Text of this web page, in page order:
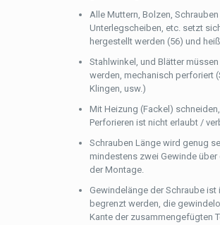
Alle Muttern, Bolzen, Schrauben
Unterlegscheiben, etc. setzt
hergestellt werden (56) und
Stahlwinkel, und Blätter
werden, mechanisch perforiert
Klingen, usw.)
Mit Heizung (Fackel) schneiden,
Perforieren ist nicht erlaubt /
Schrauben Länge wird genug
mindestens zwei Gewinde über
der Montage.
Gewindelänge der Schraube ist
begrenzt werden, die
Kante der zusammengefügten